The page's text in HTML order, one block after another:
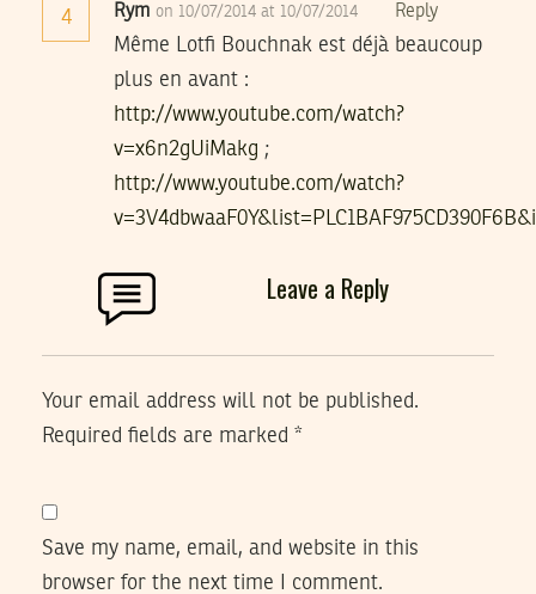
4 Rym on 10/07/2014 at 10/07/2014 Reply
Même Lotfi Bouchnak est déjà beaucoup
plus en avant :
http://www.youtube.com/watch?
v=x6n2gUiMakg ;
http://www.youtube.com/watch?
Leave a Reply
Your email address will not be published.
Required fields are marked *
Save my name, email, and website in this
browser for the next time I comment.